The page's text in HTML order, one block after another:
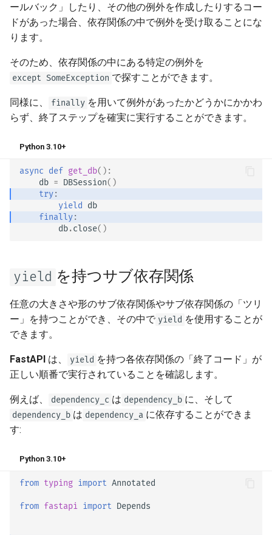
ールバック」したり、その他の例外を作成したりするコー
ドがあった場合、依存関係の中で例外を受け取ることにな
ります。
そのため、依存関係の中にある特定の例外を
except SomeException で探すことができます。
同様に、 finally を用いて例外があったかどうかにかかわ
らず、終了ステップを確実に実行することができます。
Python 3.10+
async def get_db():
db = DBSession()
try:
yield db
finally:
db.close()
yield を持つサブ依存関係
任意の大きさや形のサブ依存関係やサブ依存関係の「ツリ
ー」を持つことができ、その中で yield を使用することが
できます。
FastAPI は、 yield を持つ各依存関係の「終了コード」が
正しい順番で実行されていることを確認します。
例えば、 dependency_c は dependency_b に、そして
dependency_b は dependency_a に依存することができま
す:
Python 3.10+
from typing import Annotated
from fastapi import Depends